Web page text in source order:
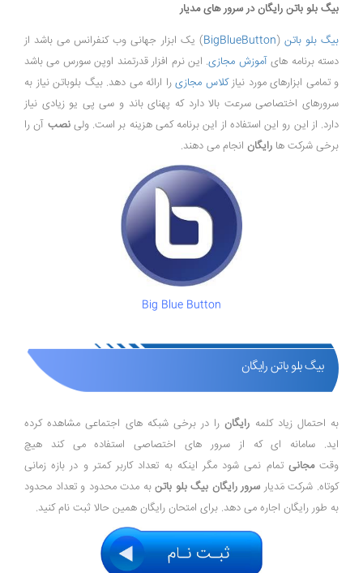
بیگ بلو باتن رایگان در سرور های مدیار
بیگ بلو باتن (
BigBlueButton) یک ابزار جهانی وب کنفرانس می باشد از
دسته برنامه هایآموزش مجازی. این نرم افزار قدرتمند اوپن سورس می باشد
و تمامی ابزارهای مورد نیازکلاس مجازی را ارائه می دهد. بیگ بلوباتن نیاز به
سرورهای اختصاصی سرعت بالا دارد که پهنای باند و سی پی یو زیادی نیاز
دارد. از این رو این استفاده از این برنامه کمی هزینه بر است. ولینصب آن را
برخی شرکت ها رایگان انجام می دهند.
Big Blue Button
بیگ بلو باتن رایگان
به احتمال زیاد کلمه رایگانرا در برخی شبکه های اجتماعی مشاهده کرده
اید. سامانه ای که از سرور های اختصاصی استفاده می کند هیچ
وقتمجانی تمام نمی شود مگر اینکه به تعداد کاربر کمتر و در بازه زمانی
کوتاه. شرکت مَدیار سرور رایگان بیگ بلو باتنبه مدت محدود و تعداد محدود
به طور رایگان اجاره می دهد. برای امتحان رایگان همین حالا ثبت نام کنید.